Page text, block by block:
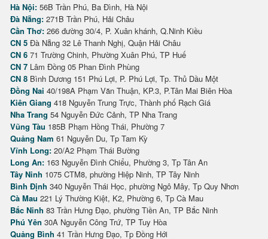
Hà Nội: 56B Trần Phú, Ba Đình, Hà Nội
Đà Nẵng: 271B Trần Phú, Hải Châu
Cần Thơ: 266 đường 30/4, P. Xuân khánh, Q.Ninh Kiều
CN 5 Đà Nẵng 32 Lê Thanh Nghị, Quận Hải Châu
CN 6 71 Trường Chinh, Phường Xuân Phú, TP Huế
CN 7 Lâm Đồng 05 Phan Đình Phùng
CN 8 Bình Dương 151 Phú Lợi, P. Phú Lợi, Tp. Thủ Dầu Một
Đồng Nai 40/198A Phạm Văn Thuận, KP.3, P.Tân Mai Biên Hòa
Kiên Giang 418 Nguyễn Trung Trực, Thành phố Rạch Giá
Nha Trang 54 Nguyễn Đức Cảnh, TP Nha Trang
Vũng Tàu 185B Phạm Hồng Thái, Phường 7
Quảng Nam 61 Nguyễn Du, Tp Tam Kỳ
Vĩnh Long: 20/A2 Phạm Thái Bường
Long An: 163 Nguyễn Đình Chiểu, Phường 3, Tp Tân An
Tây Ninh 1075 CTM8, phường Hiệp Ninh, TP Tây Ninh
Bình Định 340 Nguyễn Thái Học, phường Ngô Mây, Tp Quy Nhơn
Cà Mau 221 Lý Thường Kiệt, K2, Phường 6, Tp Cà Mau
Bắc Ninh 83 Trần Hưng Đạo, phường Tiền An, TP Bắc Ninh
Phú Yên 30A Nguyễn Công Trứ, TP Tuy Hòa
Quảng Bình 41 Trần Hưng Đạo, Tp Đồng Hới